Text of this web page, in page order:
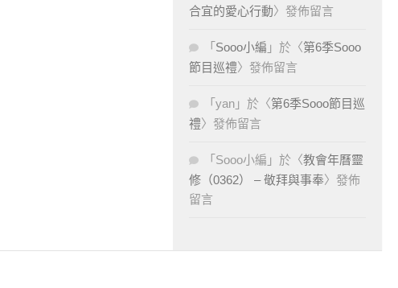
合宜的愛心行動〉發佈留言
「 Sooo小編 」於〈第6季Sooo
節目巡禮〉發佈留言
「 yan 」於〈第6季Sooo節目巡
禮〉發佈留言
「 Sooo小編 」於〈教會年曆靈
修（0362） – 敬拜與事奉〉發佈
留言